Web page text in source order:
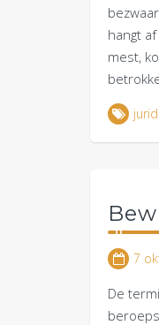
hangt
mest,
7
De